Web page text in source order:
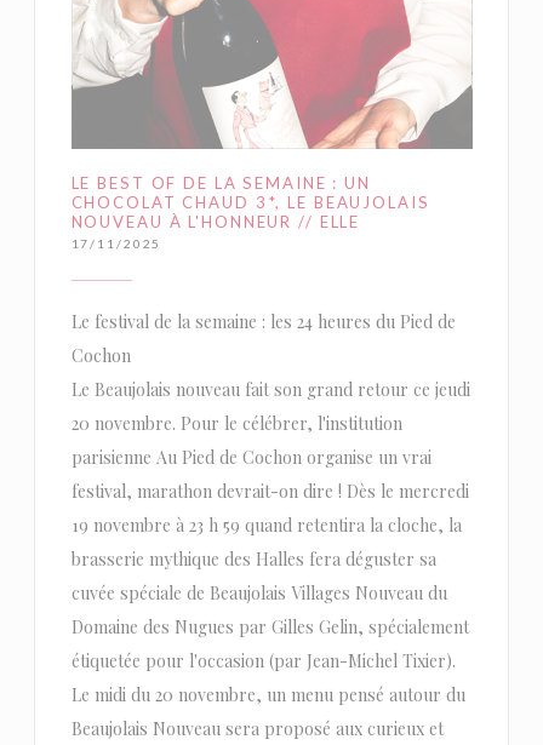
LE BEST OF DE LA SEMAINE : UN
CHOCOLAT CHAUD 3*, LE BEAUJOLAIS
NOUVEAU À L'HONNEUR // ELLE
17/11/2025
Le festival de la semaine : les 24 heures du Pied de
Cochon
Le Beaujolais nouveau fait son grand retour ce jeudi
20 novembre. Pour le célébrer, l'institution
parisienne Au Pied de Cochon organise un vrai
festival, marathon devrait-on dire ! Dès le mercredi
19 novembre à 23 h 59 quand retentira la cloche, la
brasserie mythique des Halles fera déguster sa
cuvée spéciale de Beaujolais Villages Nouveau du
Domaine des Nugues par Gilles Gelin, spécialement
étiquetée pour l'occasion (par Jean-Michel Tixier).
Le midi du 20 novembre, un menu pensé autour du
Beaujolais Nouveau sera proposé aux curieux et